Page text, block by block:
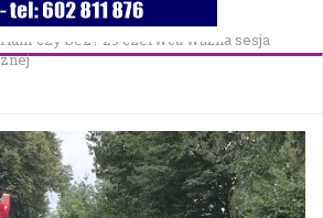
czy bez? 29 czerwca ważna sesja
w Cycowie